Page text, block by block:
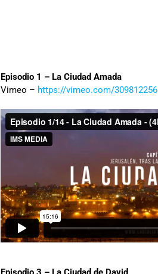
Episodio 1 – La Ciudad Amada
Vimeo – https://vimeo.com/309812256